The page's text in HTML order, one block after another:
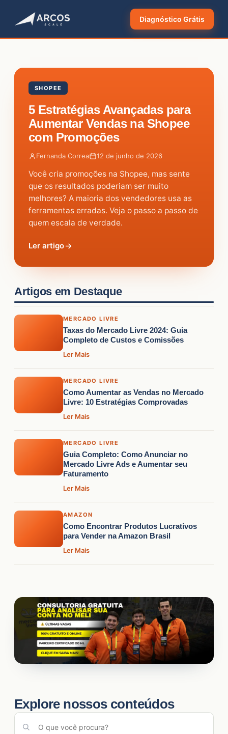
Diagnóstico Grátis
SHOPEE
5 Estratégias Avançadas para
Aumentar Vendas na Shopee
com Promoções
Fernanda Correa 12 de junho de 2026
Você cria promoções na Shopee, mas sente
que os resultados poderiam ser muito
melhores? A maioria dos vendedores usa as
ferramentas erradas. Veja o passo a passo de
quem escala de verdade.
Ler artigo
Artigos em Destaque
MERCADO LIVRE
Taxas do Mercado Livre 2024: Guia
Completo de Custos e Comissões
Ler Mais
MERCADO LIVRE
Como Aumentar as Vendas no Mercado
Livre: 10 Estratégias Comprovadas
Ler Mais
MERCADO LIVRE
Guia Completo: Como Anunciar no
Mercado Livre Ads e Aumentar seu
Faturamento
Ler Mais
AMAZON
Como Encontrar Produtos Lucrativos
para Vender na Amazon Brasil
Ler Mais
Explore nossos conteúdos